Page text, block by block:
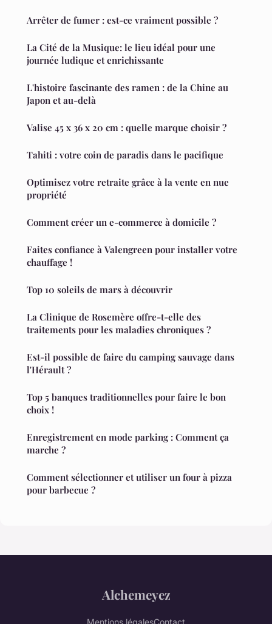
Arrêter de fumer : est-ce vraiment possible ?
La Cité de la Musique: le lieu idéal pour une
journée ludique et enrichissante
L'histoire fascinante des ramen : de la Chine au
Japon et au-delà
Valise 45 x 36 x 20 cm : quelle marque choisir ?
Tahiti : votre coin de paradis dans le pacifique
Optimisez votre retraite grâce à la vente en nue
propriété
Comment créer un e-commerce à domicile ?
Faites confiance à Valengreen pour installer votre
chauffage !
Top 10 soleils de mars à découvrir
La Clinique de Rosemère offre-t-elle des
traitements pour les maladies chroniques ?
Est-il possible de faire du camping sauvage dans
l'Hérault ?
Top 5 banques traditionnelles pour faire le bon
choix !
Enregistrement en mode parking : Comment ça
marche ?
Comment sélectionner et utiliser un four à pizza
pour barbecue ?
Alchemeyez
Mentions légalesContact